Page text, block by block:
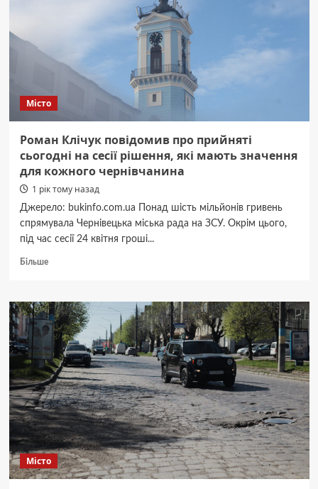
Місто
Роман Клічук повідомив про прийняті
сьогодні на сесії рішення, які мають значення
для кожного чернівчанина
1 рік тому назад
Джерело: bukinfo.com.ua Понад шість мільйонів гривень
спрямувала Чернівецька міська рада на ЗСУ. Окрім цього,
під час сесії 24 квітня гроші...
БільшеДокладніше
Клічук
повідомив
про
прийняті
сьогодні
на
сесії
рішення,
які
мають
значення
для
кожного
чернівчанина
Місто